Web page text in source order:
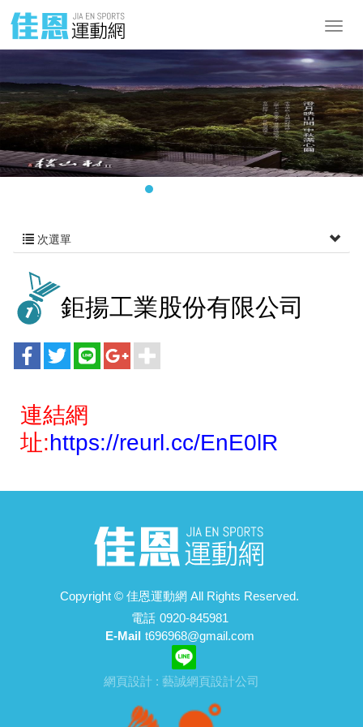
次選單
鉅揚工業股份有限公司
連結網
址:https://reurl.cc/EnE0lR
Copyright © 佳恩運動網 All Rights Reserved.
電話 0920-845981
E-Mail t696968@gmail.com
網頁設計 : 藝誠網頁設計公司